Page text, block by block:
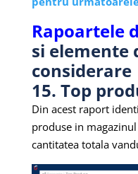
Rapoartele
si elemente
considerare
15. Top
Din acest raport
produse in
cantitatea totala